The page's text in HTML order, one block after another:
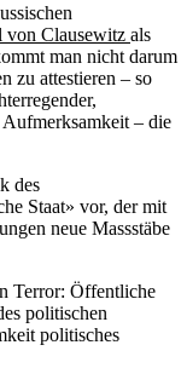
von Clausewitz als
man nicht darum
zu attestieren – so
Aufmerksamkeit – die
des
Staat» vor, der mit
neue Massstäbe
Terror: Öffentliche
politischen
politisches